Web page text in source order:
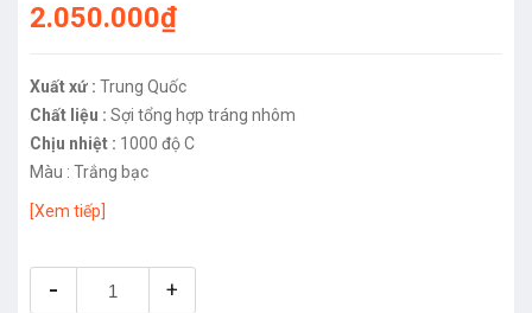
2.050.000₫
Xuất xứ : Trung Quốc
Chất liệu : Sợi tổng hợp tráng nhôm
Chịu nhiệt : 1000 độ C
Màu : Trắng bạc
[Xem tiếp]
- +